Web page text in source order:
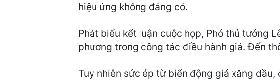
hiệu ứng không đáng có.
Phát biểu kết luận cuộc họp, Phó thủ tướng
phương trong công tác điều hành giá. Đến
Tuy nhiên sức ép từ biến động giá xăng